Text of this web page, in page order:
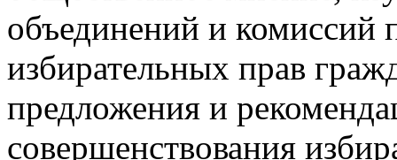
объединений и комиссий
избирательных прав
предложения и
совершенствования